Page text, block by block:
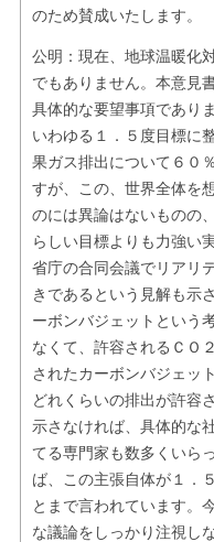
のため賛成いたします。
公明：現在、地球温暖化
でもありません。本意見
具体的な要望事項であり
いわゆる１．５度目標に
果ガス排出について６０
すが、この、世界全体を
のには異論はないものの
らしい目標よりも力強い
省庁の合同会議でリアリ
きであるという見解も示
ーボンバジェットという
なくて、許容されるＣＯ
されたカーボンバジェッ
どれくらいの排出が許容
示さなければ、具体的な
てる専門家も数多くいら
ば、この主張自体が１．
とまで言われています。
な議論をしっかり注視し